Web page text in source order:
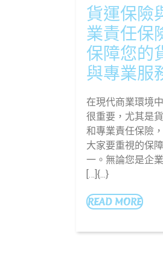
貨運保險
業責任保
保障您的
與專業服
在現代商業環境
很重要，尤其是
和專業責任保險
大家要重視的保
一。無論您是企
[…]{...}
READ MOREREAD